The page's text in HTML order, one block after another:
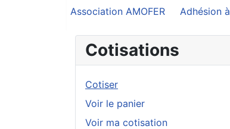
Association AMOFER Adhésion
Cotisations
Cotiser
Voir le panier
Voir ma cotisation